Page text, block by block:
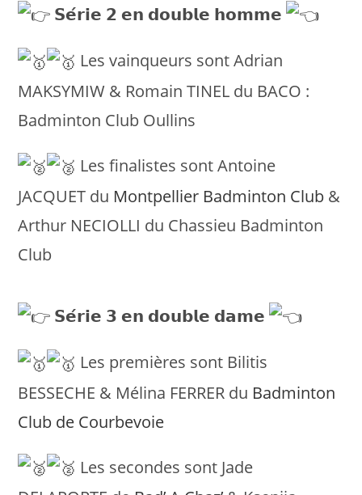
𝗦𝗲́𝗿𝗶𝗲 𝟮 𝗲𝗻 𝗱𝗼𝘂𝗯𝗹𝗲 𝗵𝗼𝗺𝗺𝗲
Les vainqueurs sont Adrian
MAKSYMIW & Romain TINEL du BACO :
Badminton Club Oullins
Les finalistes sont Antoine
JACQUET du Montpellier Badminton Club &
Arthur NECIOLLI du Chassieu Badminton
Club
𝗦𝗲́𝗿𝗶𝗲 𝟯 𝗲𝗻 𝗱𝗼𝘂𝗯𝗹𝗲 𝗱𝗮𝗺𝗲
Les premières sont Bilitis
BESSECHE & Mélina FERRER du Badminton
Club de Courbevoie
Les secondes sont Jade